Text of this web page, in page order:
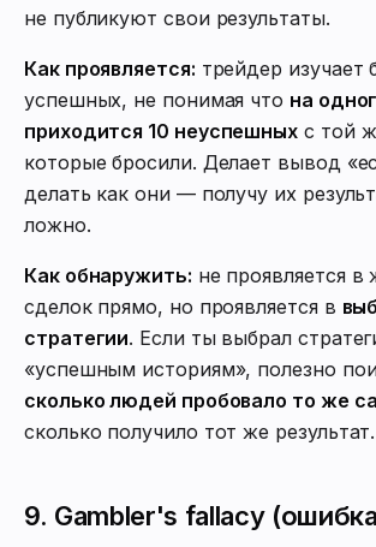
не публикуют свои результаты.
Как проявляется: трейдер изучает
успешных, не понимая что на
приходится 10 неуспешных с той
которые бросили. Делает вывод
делать как они — получу их
ложно.
Как обнаружить: не проявляется в
сделок прямо, но проявляется в
стратегии. Если ты выбрал
«успешным историям», полезно
сколько людей пробовало то же
сколько получило тот же результат.
9. Gambler's fallacy